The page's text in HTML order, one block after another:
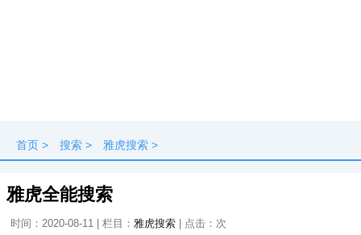
首页 > 搜索 > 雅虎搜索 >
雅虎全能搜索
时间：2020-08-11 | 栏目： 雅虎搜索 | 点击： 次